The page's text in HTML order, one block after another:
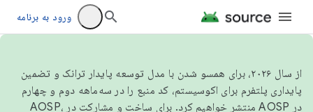
ورود به برنامه
از سال ۲۰۲۶، برای همسو شدن با مدل توسعه پایدار ترانک و تضمین
پایداری پلتفرم برای اکوسیستم، کد منبع را در سه‌ماهه دوم و چهارم
در AOSP منتشر خواهیم کرد. برای ساخت و مشارکت در AOSP،